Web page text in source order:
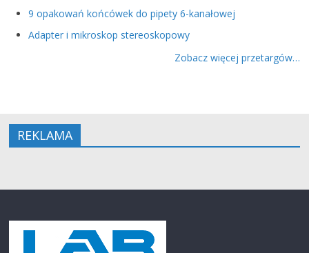
9 opakowań końcówek do pipety 6-kanałowej
Adapter i mikroskop stereoskopowy
Zobacz więcej przetargów…
REKLAMA